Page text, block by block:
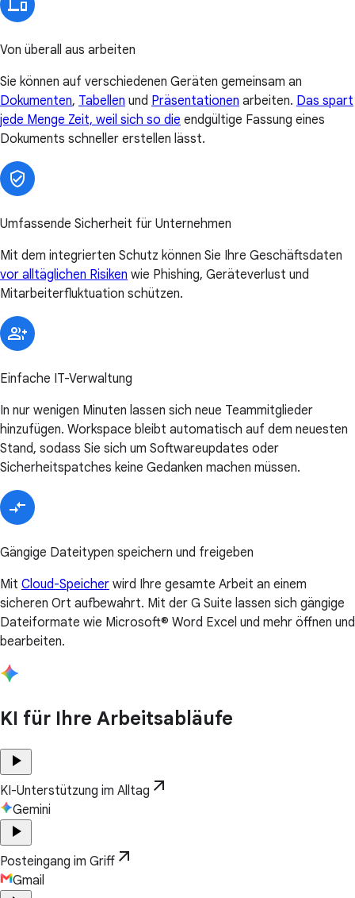
Von überall aus arbeiten
Sie können auf verschiedenen Geräten gemeinsam an
Dokumenten, Tabellen und Präsentationen arbeiten. Das spart
jede Menge Zeit, weil sich so die endgültige Fassung eines
Dokuments schneller erstellen lässt.
Umfassende Sicherheit für Unternehmen
Mit dem integrierten Schutz können Sie Ihre Geschäftsdaten
vor alltäglichen Risiken wie Phishing, Geräteverlust und
Mitarbeiterfluktuation schützen.
Einfache IT-Verwaltung
In nur wenigen Minuten lassen sich neue Teammitglieder
hinzufügen. Workspace bleibt automatisch auf dem neuesten
Stand, sodass Sie sich um Softwareupdates oder
Sicherheitspatches keine Gedanken machen müssen.
Gängige Dateitypen speichern und freigeben
Mit Cloud-Speicher wird Ihre gesamte Arbeit an einem
sicheren Ort aufbewahrt. Mit der G Suite lassen sich gängige
Dateiformate wie Microsoft® Word Excel und mehr öffnen und
bearbeiten.
KI für Ihre Arbeitsabläufe
play_arrow
KI-Unterstützung im Alltag arrow_outward
Gemini
play_arrow
Posteingang im Griff arrow_outward
Gmail